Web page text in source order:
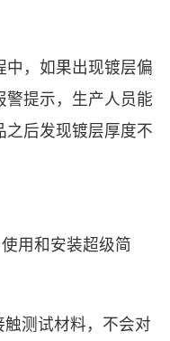
中，如果出现镀层偏
警提示，生产人员能
之后发现镀层厚度不
用和安装超级简
测试材料，不会对